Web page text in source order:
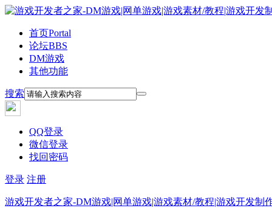
首页Portal
论坛BBS
DM游戏
其他功能
搜索
QQ登录
微信登录
找回密码
登录 注册
游戏开发者之家-DM游戏|网单游戏|游戏素材/教程|游戏开发制